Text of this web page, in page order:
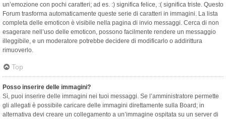
un’emozione con pochi caratteri; ad es. :) significa felice, :( significa triste. Questo
Forum trasforma automaticamente queste serie di caratteri in immagini. La lista
completa delle emoticon è visibile nella pagina di invio messaggi. Cerca di non
esagerare nell’uso delle emoticon, possono facilmente rendere un messaggio
illeggibile, e un moderatore potrebbe decidere di modificarlo o addirittura
rimuoverlo.
Top
Posso inserire delle immagini?
Sì, puoi inserire delle immagini nei tuoi messaggi. Se l’amministratore permette
gli allegati è possibile caricare delle immagini direttamente sulla Board; in
alternativa devi creare un collegamento a un’immagine ospitata su un server di